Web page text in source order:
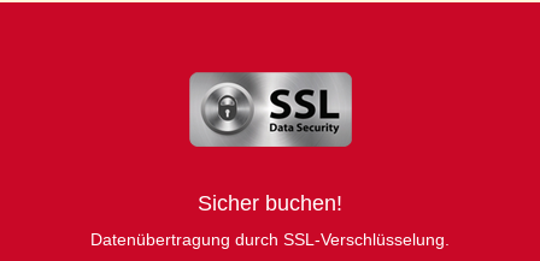
Sicher buchen!
Datenübertragung durch SSL-Verschlüsselung.